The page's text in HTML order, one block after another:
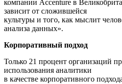
компании Accenture в
зависит от сложившейся
культуры и того, как мыслит
анализа данных».
Корпоративный подход
Только 21 процент организаций
использования аналитики
в качестве корпоративного